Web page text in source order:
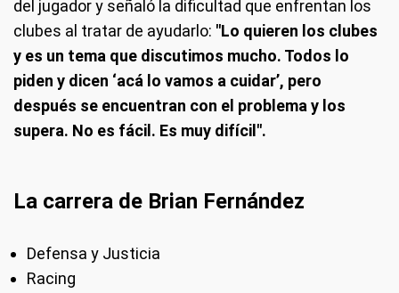
del jugador y señaló la dificultad que enfrentan los
clubes al tratar de ayudarlo: "Lo quieren los clubes
y es un tema que discutimos mucho. Todos lo
piden y dicen ‘acá lo vamos a cuidar’, pero
después se encuentran con el problema y los
supera. No es fácil. Es muy difícil".
La carrera de Brian Fernández
Defensa y Justicia
Racing